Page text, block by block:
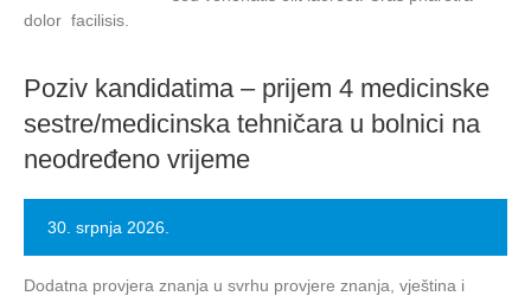
dolor facilisis.
Poziv kandidatima – prijem 4 medicinske
sestre/medicinska tehničara u bolnici na
neodređeno vrijeme
30. srpnja 2026.
Dodatna provjera znanja u svrhu provjere znanja, vještina i